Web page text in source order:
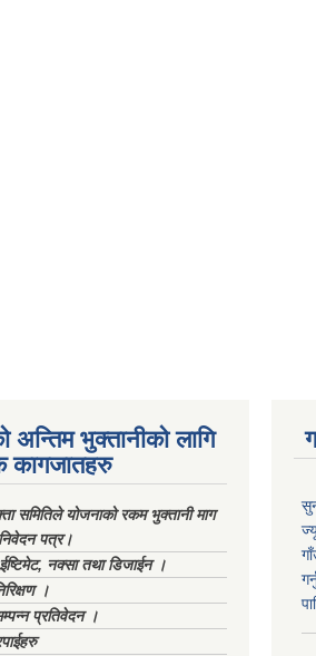
अन्तिम भुक्तानीको लागि
समितिले योजनाको रकम भुक्तानी माग
पत्र।
नक्सा तथा डिजाईन ।
।
प्रतिवेदन ।